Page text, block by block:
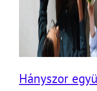
Hányszor